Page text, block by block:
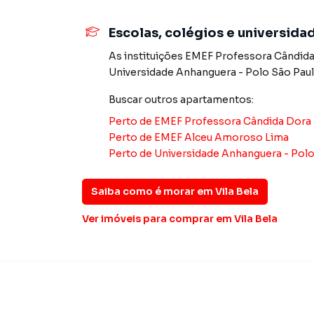
🔐 Portaria 24h
📲 Fale conosco e agende sua visita. Viva
procurava ou deseja mais informações
nossa equipe pelo telefone (11) 2783-2000.
sobrados, terrenos, lojas e barracões para
construção ou lançamentos na planta em Vila
encontra milhares de ofertas para encontrar o
Escolas, colégios e
As instituições EMEF Professora
Universidade Anhanguera - Polo São
Buscar outros apartamentos:
Perto de EMEF Professora Cândida
Perto de EMEF Alceu Amoroso Lima
Perto de Universidade Anhanguera -
Saiba como é morar em Vila Bela
Ver imóveis para comprar em Vila Bela